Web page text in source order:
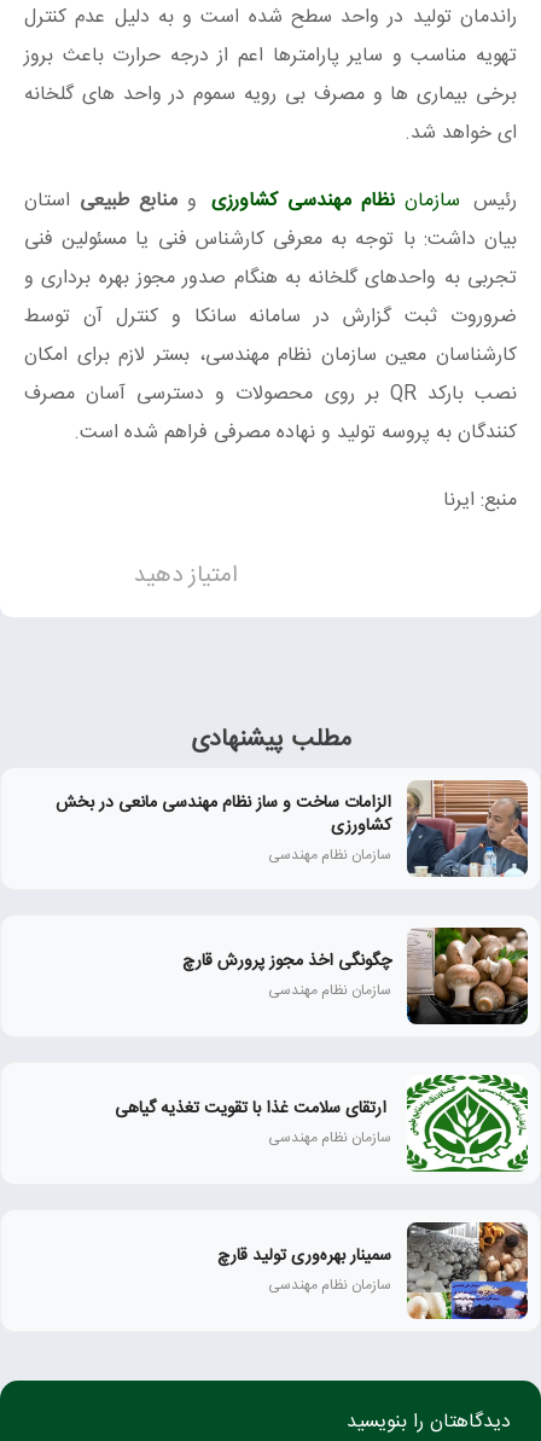
راندمان تولید در واحد سطح شده است و به دلیل عدم کنترل
تهویه مناسب و سایر پارامترها اعم از درجه حرارت باعث بروز
برخی بیماری ها و مصرف بی رویه سموم در واحد های گلخانه
ای خواهد شد.
رئیس سازماننظام مهندسی کشاورزی ومنابع طبیعی استان
بیان داشت: با توجه به معرفی کارشناس فنی یا مسئولین فنی
تجربی به واحدهای گلخانه به هنگام صدور مجوز بهره برداری و
ضروروت ثبت گزارش در سامانه سانکا و کنترل آن توسط
کارشناسان معین سازمان نظام مهندسی، بستر لازم برای امکان
نصب بارکد QR بر روی محصولات و دسترسی آسان مصرف
کنندگان به پروسه تولید و نهاده مصرفی فراهم شده است.
منبع: ایرنا
امتیاز دهید
مطلب پیشنهادی
الزامات ساخت و ساز نظام مهندسی مانعی در بخش
کشاورزی
سازمان نظام مهندسی
چگونگی اخذ مجوز پرورش قارچ
سازمان نظام مهندسی
‍ ارتقای سلامت غذا با تقویت تغذیه گیاهی
سازمان نظام مهندسی
سمینار بهره‌وری تولید قارچ
سازمان نظام مهندسی
دیدگاهتان را بنویسید